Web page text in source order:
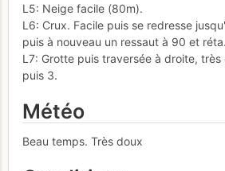
L5: Neige facile (80m).
L6: Crux. Facile puis se redresse
puis à nouveau un ressaut à 90 et réta.
L7: Grotte puis traversée à droite,
puis 3.
Météo
Beau temps. Très doux